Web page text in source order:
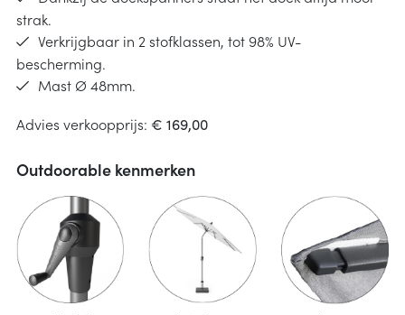
strak.
Verkrijgbaar in 2 stofklassen, tot 98% UV-
bescherming.
Mast Ø 48mm.
Advies verkoopprijs: € 169,00
Outdoorable kenmerken